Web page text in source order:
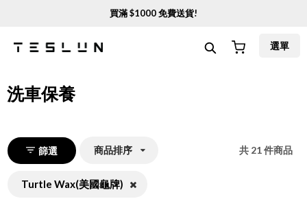
買滿 $1000免費送貨!
選單
洗車保養
篩選 商品排序
Turtle Wax(美國龜牌)
共 21件商品